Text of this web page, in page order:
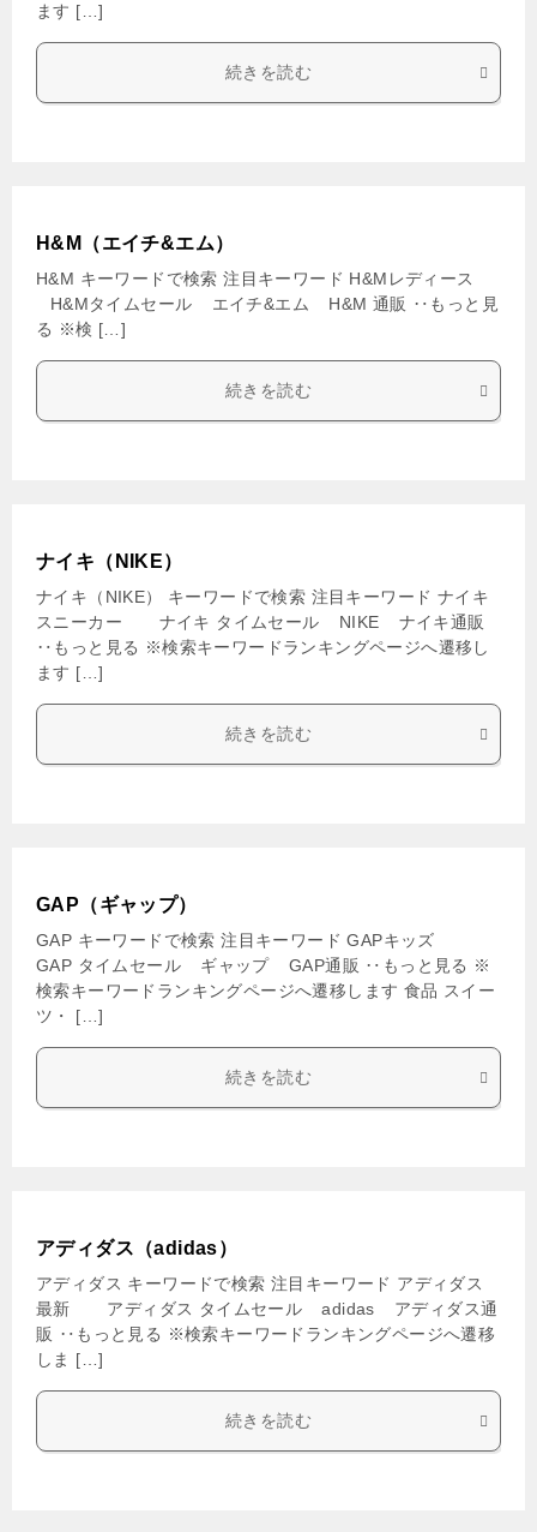
ます […]
続きを読む
H&M（エイチ&エム）
H&M キーワードで検索 注目キーワード H&Mレディース
H&Mタイムセール エイチ&エム H&M 通販 ‥もっと見
る ※検 […]
続きを読む
ナイキ（NIKE）
ナイキ（NIKE） キーワードで検索 注目キーワード ナイキ
スニーカー ナイキ タイムセール NIKE ナイキ通販
‥もっと見る ※検索キーワードランキングページへ遷移し
ます […]
続きを読む
GAP（ギャップ）
GAP キーワードで検索 注目キーワード GAPキッズ
GAP タイムセール ギャップ GAP通販 ‥もっと見る ※
検索キーワードランキングページへ遷移します 食品 スイー
ツ・ […]
続きを読む
アディダス（adidas）
アディダス キーワードで検索 注目キーワード アディダス
最新 アディダス タイムセール adidas アディダス通
販 ‥もっと見る ※検索キーワードランキングページへ遷移
しま […]
続きを読む